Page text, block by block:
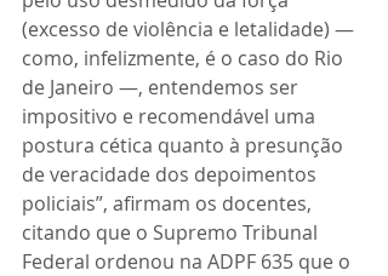
(excesso de violência e letalidade) —
como, infelizmente, é o caso do Rio
de Janeiro —, entendemos ser
impositivo e recomendável uma
postura cética quanto à presunção
de veracidade dos depoimentos
policiais”, afirmam os docentes,
citando que o Supremo Tribunal
Federal ordenou na ADPF 635 que o